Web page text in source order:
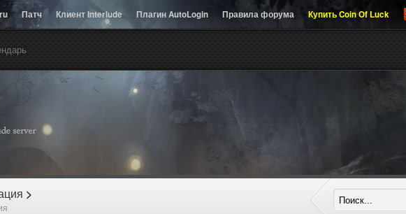
Патч Клиент Interlude Плагин AutoLogin Правила форума Купить Coin Of Luck
>